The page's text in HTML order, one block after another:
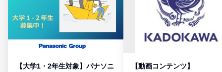
【大学1・2年生対象】パナソニ
【動画コンテンツ】